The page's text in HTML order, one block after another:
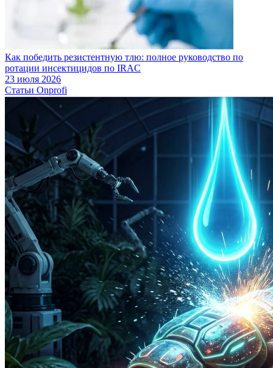
Как победить резистентную тлю: полное руководство по
ротации инсектицидов по IRAC
23 июля 2026
Статьи Onprofi